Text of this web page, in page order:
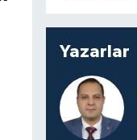
Yazarlar